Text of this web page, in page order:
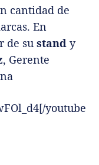
cantidad de
En
de su stand y
, Gerente
youtube